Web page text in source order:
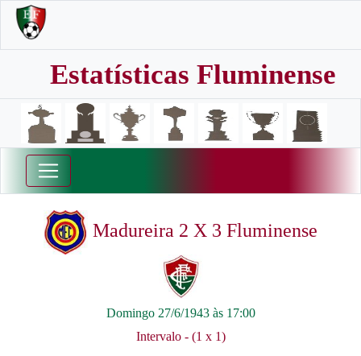
Estatísticas Fluminense
Madureira 2 X 3 Fluminense
Domingo 27/6/1943 às 17:00
Intervalo - (1 x 1)